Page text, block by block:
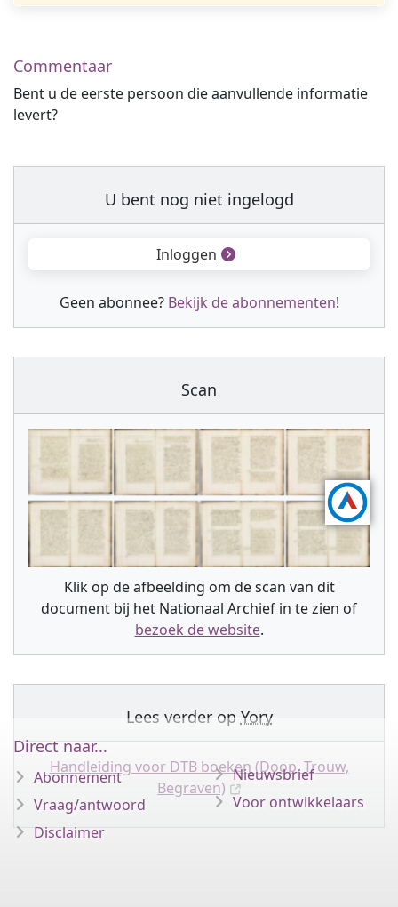
Commentaar
Bent u de eerste persoon die aanvullende informatie
levert?
U bent nog niet ingelogd
Inloggen
Geen abonnee? Bekijk de abonnementen!
Scan
Klik op de afbeelding om de scan van dit
document bij het Nationaal Archief in te zien of
bezoek de website.
Lees verder op Yory
Handleiding voor DTB boeken (Doop, Trouw,
Begraven)
Direct naar...
Abonnement
Vraag/antwoord
Disclaimer
Nieuwsbrief
Voor ontwikkelaars